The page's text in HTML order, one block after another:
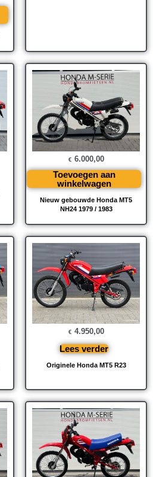
Nieuw gebouwde Honda MT5
NH24 1979 / 1983
€ 6.000,00
Toevoegen aan
winkelwagen
Originele Honda MT5 R23
€ 4.950,00
Lees verder